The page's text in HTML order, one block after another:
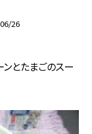
26
ンとたまごのスー